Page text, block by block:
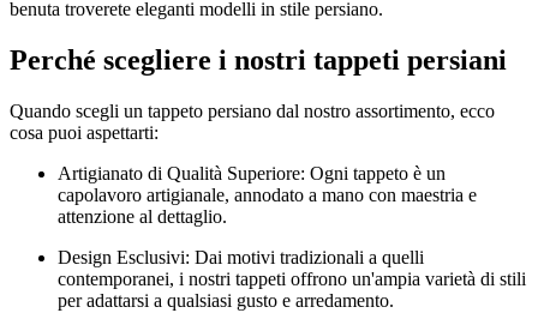
benuta troverete eleganti modelli in stile persiano.
Perché scegliere i nostri tappeti persiani
Quando scegli un tappeto persiano dal nostro assortimento, ecco
cosa puoi aspettarti:
Artigianato di Qualità Superiore: Ogni tappeto è un
capolavoro artigianale, annodato a mano con maestria e
attenzione al dettaglio.
Design Esclusivi: Dai motivi tradizionali a quelli
contemporanei, i nostri tappeti offrono un'ampia varietà di stili
per adattarsi a qualsiasi gusto e arredamento.